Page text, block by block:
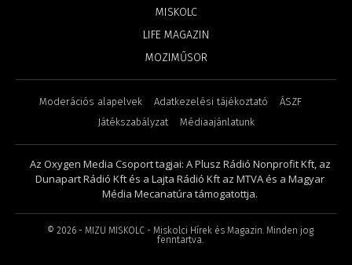
MISKOLC
LIFE MAGAZIN
MOZIMŰSOR
Moderációs alapelvek Adatkezelési tájékoztató
ÁSZF
Játékszabályzat
Médiaajánlatunk
Az Oxygen Media Csoport tagjai: A Plusz Rádió Nonprofit Kft, az
Dunapart Rádió Kft és a Lajta Rádió Kft az MTVA és a Magyar
Média Mecanatúra támogatottja.
© 2026- MIZU MISKOLC - Miskolci Hírek és Magazin. Minden jog
fenntartva.